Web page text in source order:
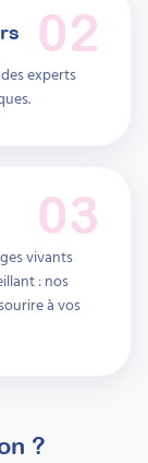
02
experts
03
vivants
: nos
à vos
?